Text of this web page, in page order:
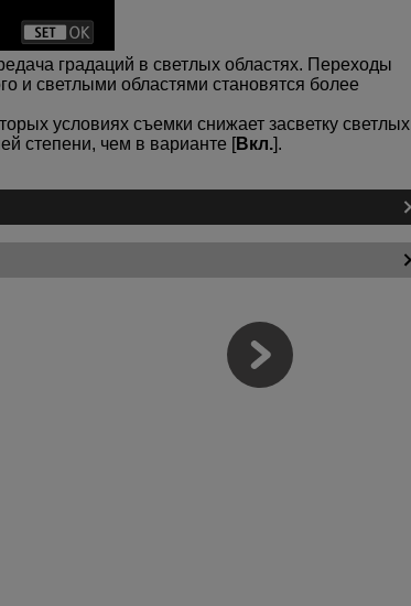
градаций в светлых областях. Переходы
и светлыми областями становятся более
условиях съемки снижает засветку светлых
степени, чем в варианте [Вкл.].